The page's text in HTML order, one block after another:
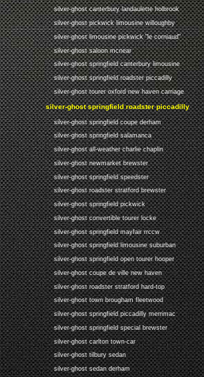
silver-ghost canterbury landaulette holbrook
silver-ghost pickwick limousine willoughby
silver-ghost limousine pickwick "le corniaud"
silver-ghost saloon mcnear
silver-ghost springfield canterbury limousine
silver-ghost springfield roadster piccadilly
silver-ghost tourer oxford new haven carriage
silver-ghost springfield roadster piccadilly
silver-ghost springfield coupe derham
silver-ghost springfield salamanca
silver-ghost all-weather charlie chaplin
silver-ghost newmarket brewster
silver-ghost springfield speedster
silver-ghost roadster stratford brewster
silver-ghost springfield pickwick
silver-ghost convertible tourer locke
silver-ghost springfield mayfair rrccw
silver-ghost springfield limousine suburban
silver-ghost springfield open tourer hooper
silver-ghost coupe de ville new haven
silver-ghost roadster stratford hard-top
silver-ghost town brougham fleetwood
silver-ghost springfield piccadilly merrimac
silver-ghost springfield special brewster
silver-ghost carlton town-car
silver-ghost tilbury sedan
silver-ghost sedan derham